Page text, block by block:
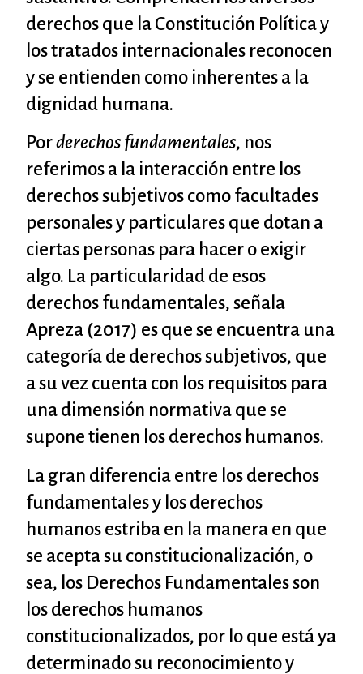
derechos que la Constitución Política y
los tratados internacionales reconocen
y se entienden como inherentes a la
dignidad humana.
Porderechos fundamentales, nos
referimos a la interacción entre los
derechos subjetivos como facultades
personales y particulares que dotan a
ciertas personas para hacer o exigir
algo. La particularidad de esos
derechos fundamentales, señala
Apreza (2017) es que se encuentra una
categoría de derechos subjetivos, que
a su vez cuenta con los requisitos para
una dimensión normativa que se
supone tienen los derechos humanos.
La gran diferencia entre los derechos
fundamentales y los derechos
humanos estriba en la manera en que
se acepta su constitucionalización, o
sea, los Derechos Fundamentales son
los derechos humanos
constitucionalizados, por lo que está ya
determinado su reconocimiento y